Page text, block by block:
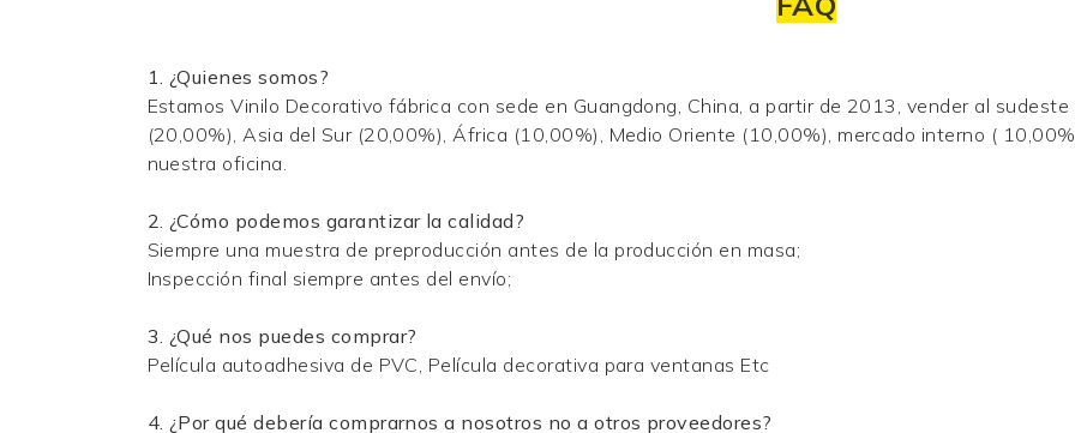
1. ¿Quienes somos?
EstamosVinilo Decorativo fábrica con sede en Guangdong, China, a partir de 2013, vender al
(20,00%), Asia del Sur (20,00%), África (10,00%), Medio Oriente (10,00%), mercado interno (
nuestra oficina.
2. ¿Cómo podemos garantizar la calidad?
Siempre una muestra de preproducción antes de la producción en masa;
Inspección final siempre antes del envío;
3. ¿Qué nos puedes comprar?
Película autoadhesiva de PVC, Película decorativa para ventanas Etc
4. ¿Por qué debería comprarnos a nosotros no a otros proveedores?